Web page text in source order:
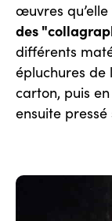
œuvres
des
différents
épluchures de
carton, puis
ensuite